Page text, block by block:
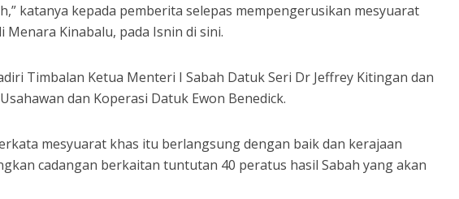
katanya kepada pemberita selepas mempengerusikan mesyuarat
Menara Kinabalu, pada Isnin di sini.
Timbalan Ketua Menteri I Sabah Datuk Seri Dr Jeffrey Kitingan dan
dan Koperasi Datuk Ewon Benedick.
mesyuarat khas itu berlangsung dengan baik dan kerajaan
cadangan berkaitan tuntutan 40 peratus hasil Sabah yang akan